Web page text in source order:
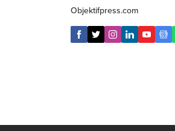
Objektifpress.com